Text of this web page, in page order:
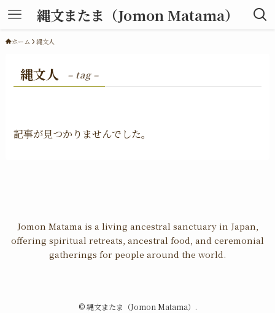
縄文またま（Jomon Matama）
ホーム 縄文人
縄文人 – tag –
記事が見つかりませんでした。
Jomon Matama is a living ancestral sanctuary in Japan,
offering spiritual retreats, ancestral food, and ceremonial
gatherings for people around the world.
©縄文またま（Jomon Matama）.